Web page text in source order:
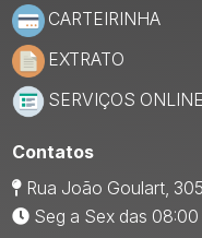
CARTEIRINHA
EXTRATO
SERVIÇOS ONLINE
Contatos
Rua João Goulart,
Seg a Sex das 08:00